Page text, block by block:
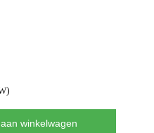
)
winkelwagen